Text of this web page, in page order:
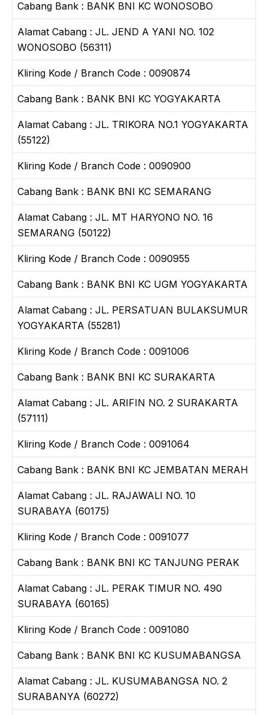
Cabang Bank : BANK BNI KC WONOSOBO
Alamat Cabang : JL. JEND A YANI NO. 102
WONOSOBO (56311)
Kliring Kode / Branch Code : 0090874
Cabang Bank : BANK BNI KC YOGYAKARTA
Alamat Cabang : JL. TRIKORA NO.1 YOGYAKARTA
(55122)
Kliring Kode / Branch Code : 0090900
Cabang Bank : BANK BNI KC SEMARANG
Alamat Cabang : JL. MT HARYONO NO. 16
SEMARANG (50122)
Kliring Kode / Branch Code : 0090955
Cabang Bank : BANK BNI KC UGM YOGYAKARTA
Alamat Cabang : JL. PERSATUAN BULAKSUMUR
YOGYAKARTA (55281)
Kliring Kode / Branch Code : 0091006
Cabang Bank : BANK BNI KC SURAKARTA
Alamat Cabang : JL. ARIFIN NO. 2 SURAKARTA
(57111)
Kliring Kode / Branch Code : 0091064
Cabang Bank : BANK BNI KC JEMBATAN MERAH
Alamat Cabang : JL. RAJAWALI NO. 10
SURABAYA (60175)
Kliring Kode / Branch Code : 0091077
Cabang Bank : BANK BNI KC TANJUNG PERAK
Alamat Cabang : JL. PERAK TIMUR NO. 490
SURABAYA (60165)
Kliring Kode / Branch Code : 0091080
Cabang Bank : BANK BNI KC KUSUMABANGSA
Alamat Cabang : JL. KUSUMABANGSA NO. 2
SURABANYA (60272)